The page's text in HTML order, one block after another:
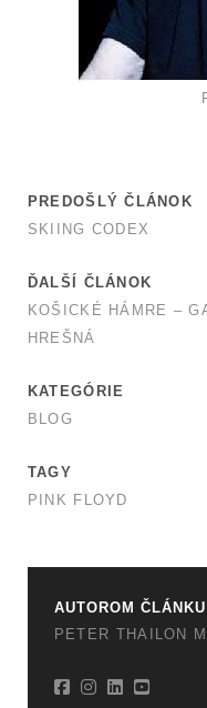
PREDOŠLÝ ČLÁNOK
SKIING CODEX
ĎALŠÍ ČLÁNOK
KOŠICKÉ HÁMRE –
HREŠNÁ
KATEGÓRIE
BLOG
TAGY
PINK FLOYD
AUTOROM
PETER THAILON